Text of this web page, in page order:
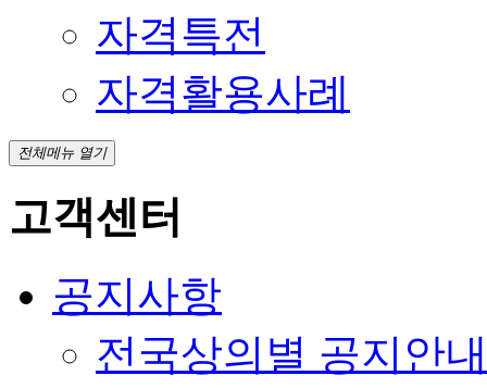
자격특전
자격활용사례
전체메뉴 열기
고객센터
공지사항
전국상의별 공지안내